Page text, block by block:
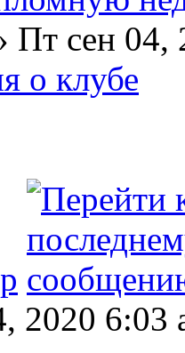
Пт сен 04,
о клубе
2020 6:03